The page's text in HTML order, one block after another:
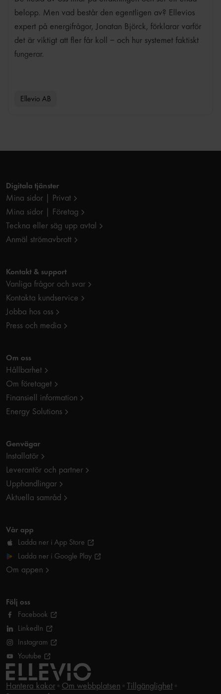
belopp. Men vad består den egentligen av? Ellevios
expert på energifrågor, Jonatan Björck, förklarar varför
det är viktigt att fler får koll – och hur systemet faktiskt
fungerar.
Ellevio AB
Digitala tjänster
Mina sidor | Privat
Mina sidor | Företag
Teckna eller säg upp avtal
Anmäl strömavbrott
Kontakt & support
Vanliga frågor och svar
Kontakta kundservice
Jobba hos oss
Press och media
Om oss
Hållbarhet
Om företaget
Finansiell information
Energy Solutions
Genvägar
Installatör
Leverantör och partner
Upphandlingar
Aktuella samråd
Vår app
Ladda ner i App Store
Ladda ner i Google Play
Om appen
Följ oss
Facebook
LinkedIn
Instagram
Youtube
Hantera kakor Om webbplatsen
Tillgänglighet